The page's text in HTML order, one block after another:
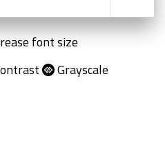
font size
Grayscale